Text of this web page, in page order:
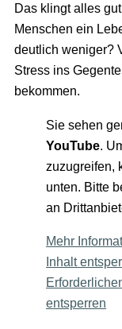
Das klingt alles
Menschen ein
deutlich weniger?
Stress ins
bekommen.
Sie sehen
YouTube.
zuzugreifen,
unten. Bitte
an
Mehr
Inhalt
entsperren